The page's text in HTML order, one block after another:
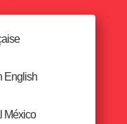
English
México